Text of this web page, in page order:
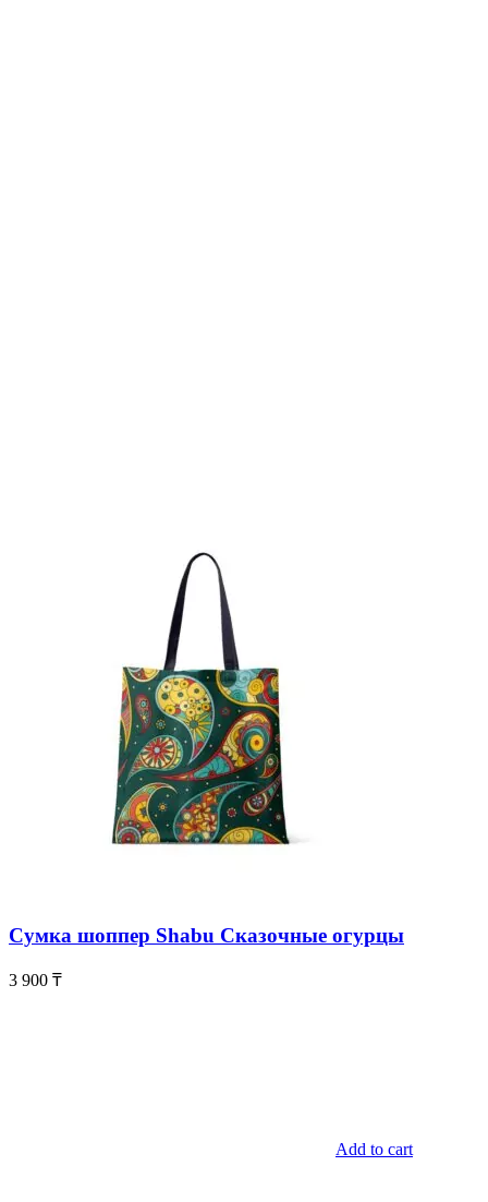
Сумка шоппер Shabu Сказочные огурцы
3 900 ₸
Add to cart